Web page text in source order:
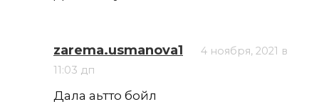
zarema.usmanova1
4 ноября, 2021 в
11:03 дп
Дала аьтто бойл